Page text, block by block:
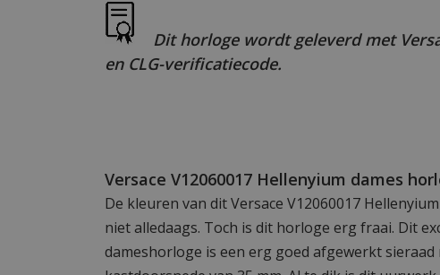
Dit horloge wordt geleverd met
en CLG-verificatiecode.
Versace V12060017 Hellenyium dames
De kleuren van dit Versace V12060017
niet alledaags. Toch is dit horloge erg fraai. Dit
dameshorloge is een erg goed afgewerkt sieraad